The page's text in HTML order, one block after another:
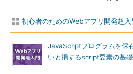
初心者のためのWebアプリ開発超
JavaScriptプログラムを保
いと損するscript要素の基